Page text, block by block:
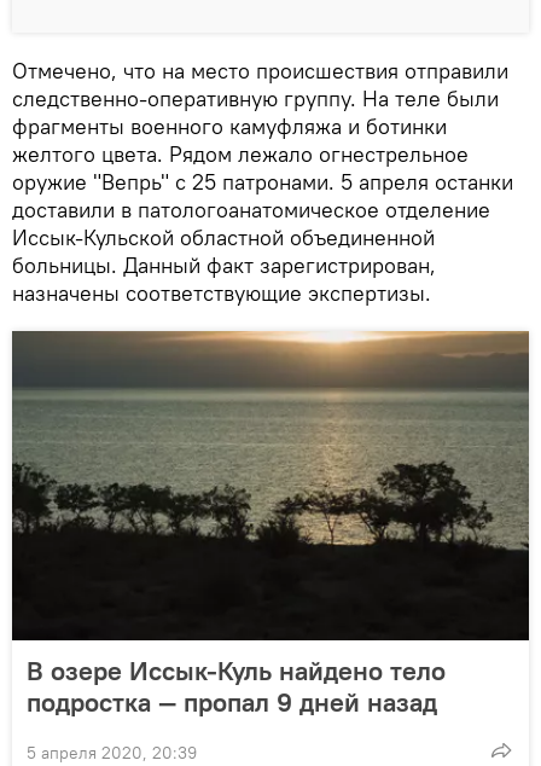
Отмечено, что на место происшествия отправили
следственно-оперативную группу. На теле были
фрагменты военного камуфляжа и ботинки
желтого цвета. Рядом лежало огнестрельное
оружие "Вепрь" с 25 патронами. 5 апреля останки
доставили в патологоанатомическое отделение
Иссык-Кульской областной объединенной
больницы. Данный факт зарегистрирован,
назначены соответствующие экспертизы.
В озере Иссык-Куль найдено тело
подростка — пропал 9 дней назад
5 апреля 2020, 20:39